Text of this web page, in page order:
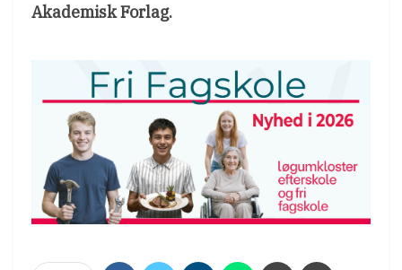
Akademisk Forlag.